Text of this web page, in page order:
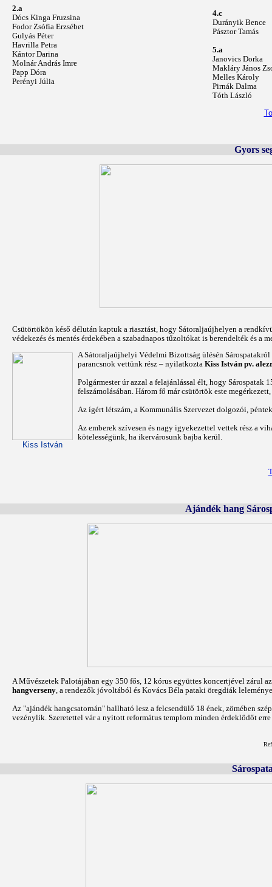
2.a
Dócs Kinga Fruzsina
Fodor Zsófia Erzsébet
Gulyás Péter
Havrilla Petra
Kántor Darina
Molnár András Imre
Papp Dóra
Perényi Júlia
4.c
Durányik Bence
Pásztor Tamás
5.a
Janovics Dorka
Makláry János
Melles Károly
Pirnák Dalma
Tóth László
Gyors
Csütörtökön késő délután kaptuk a riasztást, hogy Sátoraljaújhelyen a
védekezés és mentés érdekében a szabadnapos tűzoltókat is berendelték és a
Kiss István
A Sátoraljaújhelyi Védelmi Bizottság ülésén
parancsnok vettünk rész – nyilatkozta Kiss István pv.
Polgármester úr azzal a felajánlással élt, hogy
felszámolásában. Három fő már csütörtök este
Az ígért létszám, a Kommunális Szervezet dolgozói,
Az emberek szívesen és nagy igyekezettel vettek rész a
kötelességünk, ha ikervárosunk bajba kerül.
Ajándék hang
A Művészetek Palotájában egy 350 fős, 12 kórus együttes koncertjével zárul
hangverseny , a rendezők jóvoltából és Kovács Béla pataki öregdiák
Az "ajándék hangcsatornán" hallható lesz a felcsendülő 18 ének, zömében
vezénylik. Szeretettel vár a nyitott református templom minden érdeklődőt